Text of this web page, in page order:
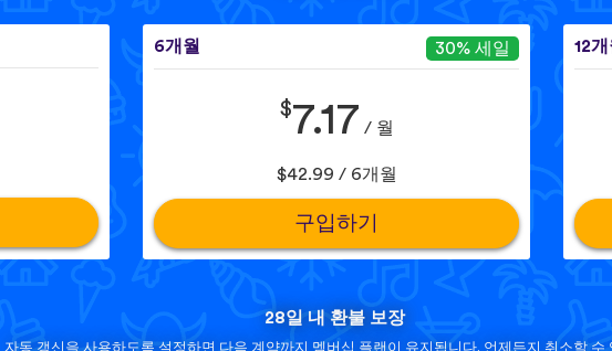
6개월 30% 세일
$7.17 / 월
$42.99 / 6개월
구입하기
12개
28일 내 환불 보장